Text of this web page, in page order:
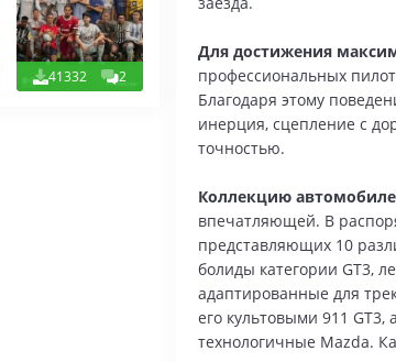
41332 2
Для достижения
профессиональных
Благодаря этому
инерция, сцепление с
точностью.
Коллекцию
впечатляющей. В
представляющих 10
болиды категории GT3,
адаптированные для
его культовыми 911
технологичные Mazda.